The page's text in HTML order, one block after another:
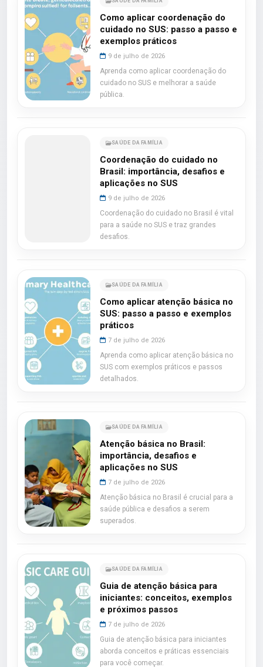
Como aplicar coordenação do
cuidado no SUS: passo a passo e
exemplos práticos
9 de julho de 2026
Aprenda como aplicar coordenação do
cuidado no SUS e melhorar a saúde
pública.
SAÚDE DA FAMÍLIA
Coordenação do cuidado no
Brasil: importância, desafios e
aplicações no SUS
9 de julho de 2026
Coordenação do cuidado no Brasil é vital
para a saúde no SUS e traz grandes
desafios.
SAÚDE DA FAMÍLIA
Como aplicar atenção básica no
SUS: passo a passo e exemplos
práticos
7 de julho de 2026
Aprenda como aplicar atenção básica no
SUS com exemplos práticos e passos
detalhados.
SAÚDE DA FAMÍLIA
Atenção básica no Brasil:
importância, desafios e
aplicações no SUS
7 de julho de 2026
Atenção básica no Brasil é crucial para a
saúde pública e desafios a serem
superados.
SAÚDE DA FAMÍLIA
Guia de atenção básica para
iniciantes: conceitos, exemplos
e próximos passos
7 de julho de 2026
Guia de atenção básica para iniciantes
aborda conceitos e práticas essenciais
para você começar.